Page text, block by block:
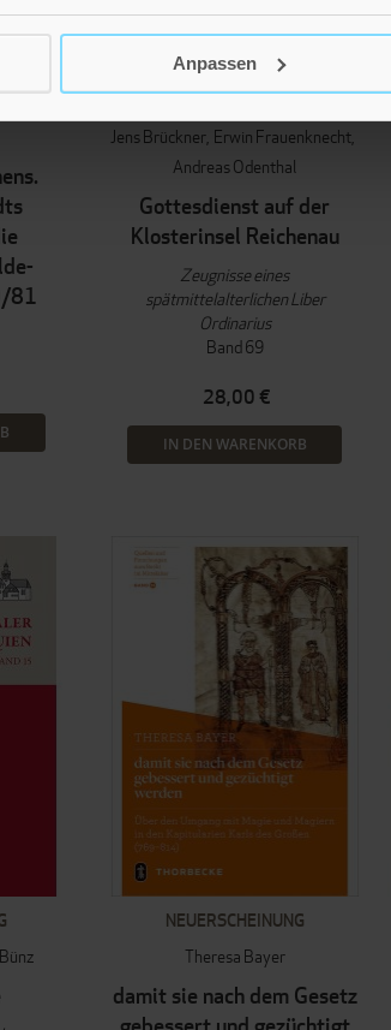
Anpassen
81
NEUERSCHEINUNG
Jens Brückner Erwin Frauenknecht
Andreas Odenthal
Gottesdienst auf der
Klosterinsel Reichenau
Zeugnisse eines
spätmittelalterlichen Liber
Ordinarius
Band 69
28,00 €
IN DEN WARENKORB
NEUERSCHEINUNG
Theresa Bayer
damit sie nach dem Gesetz